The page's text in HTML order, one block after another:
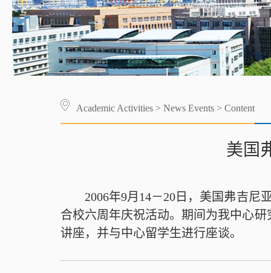
Academic Activities > News Events > Content
美国
2006年9月14－20日，美国弗吉
合校六周年庆祝活动。期间为我中心
讲座，并与中心留学生进行座谈。